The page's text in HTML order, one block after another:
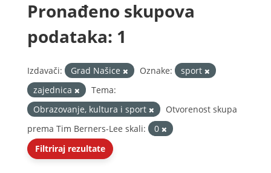
Pronađeno skupova
podataka: 1
Izdavači: Grad Našice Oznake:
sport
zajednica
Tema:
Obrazovanje, kultura i sport
Otvorenost skupa
prema Tim Berners-Lee skali:
0
Filtriraj rezultate